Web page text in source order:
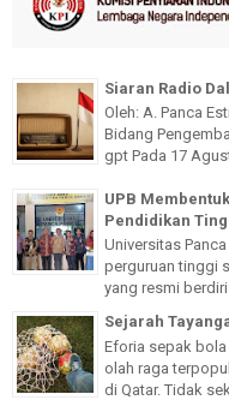
Siaran Radio
Oleh: A. Panca
Bidang
gpt Pada 17
UPB
Pendidikan
Universitas
perguruan tinggi
yang resmi
Sejarah
Eforia sepak
olah raga
di Qatar. Tidak